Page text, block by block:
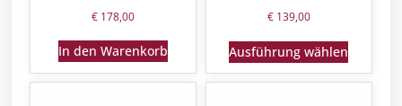
€ 178,00
In den Warenkorb
€139,00
Ausführung wählen